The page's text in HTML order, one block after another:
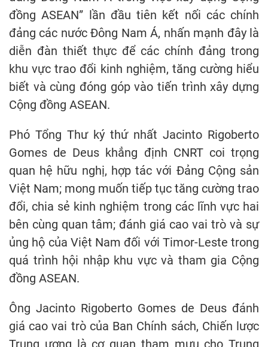
đồng ASEAN” lần đầu tiên kết nối các chính
đảng các nước Đông Nam Á, nhấn mạnh đây là
diễn đàn thiết thực để các chính đảng trong
khu vực trao đổi kinh nghiệm, tăng cường hiểu
biết và cùng đóng góp vào tiến trình xây dựng
Cộng đồng ASEAN.
Phó Tổng Thư ký thứ nhất Jacinto Rigoberto
Gomes de Deus khẳng định CNRT coi trọng
quan hệ hữu nghị, hợp tác với Đảng Cộng sản
Việt Nam; mong muốn tiếp tục tăng cường trao
đổi, chia sẻ kinh nghiệm trong các lĩnh vực hai
bên cùng quan tâm; đánh giá cao vai trò và sự
ủng hộ của Việt Nam đối với Timor-Leste trong
quá trình hội nhập khu vực và tham gia Cộng
đồng ASEAN.
Ông Jacinto Rigoberto Gomes de Deus đánh
giá cao vai trò của Ban Chính sách, Chiến lược
Trung ương là cơ quan tham mưu cho Trung